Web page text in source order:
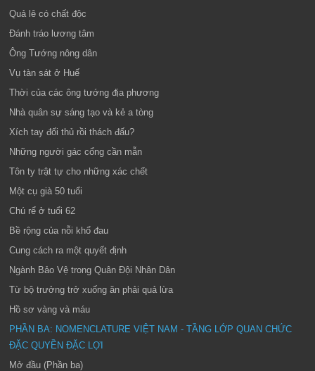
Quả lê có chất độc
Đánh tráo lương tâm
Ông Tướng nông dân
Vụ tàn sát ở Huế
Thời của các ông tướng địa phương
Nhà quân sự sáng tạo và kẻ a tòng
Xích tay đối thủ rồi thách đấu?
Những người gác cổng cần mẫn
Tôn ty trật tự cho những xác chết
Một cụ già 50 tuổi
Chú rể ở tuổi 62
Bề rộng của nỗi khổ đau
Cung cách ra một quyết định
Ngành Bảo Vệ trong Quân Đội Nhân Dân
Từ bộ trưởng trở xuống ăn phải quả lừa
Hồ sơ vàng và máu
PHẦN BA: NOMENCLATURE VIỆT NAM - TẦNG LỚP QUAN CHỨC
ĐẶC QUYỀN ĐẶC LỢI
Mở đầu (Phần ba)